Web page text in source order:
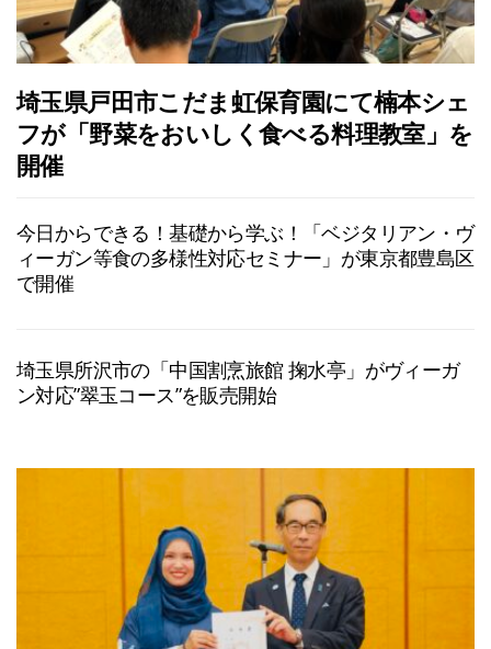
埼玉県戸田市こだま虹保育園にて楠本シェ
フが「野菜をおいしく食べる料理教室」を
開催
今日からできる！基礎から学ぶ！「ベジタリアン・ヴ
ィーガン等食の多様性対応セミナー」が東京都豊島区
で開催
埼玉県所沢市の「中国割烹旅館 掬水亭」がヴィーガ
ン対応”翠玉コース”を販売開始